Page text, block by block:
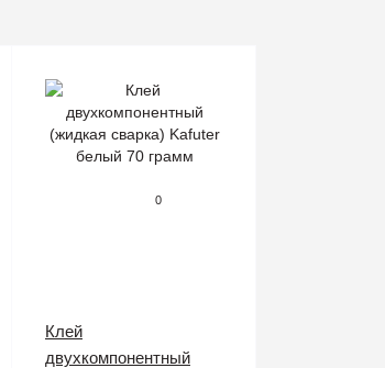
0
Клей
двухкомпонентный